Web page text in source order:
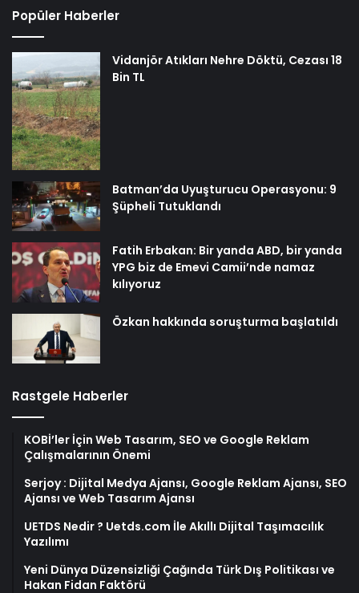
Popüler Haberler
Vidanjör Atıkları Nehre Döktü, Cezası 18
Bin TL
Batman’da Uyuşturucu Operasyonu: 9
Şüpheli Tutuklandı
Fatih Erbakan: Bir yanda ABD, bir yanda
YPG biz de Emevi Camii’nde namaz
kılıyoruz
Özkan hakkında soruşturma başlatıldı
Rastgele Haberler
KOBİ’ler İçin Web Tasarım, SEO ve Google Reklam
Çalışmalarının Önemi
Serjoy : Dijital Medya Ajansı, Google Reklam Ajansı, SEO
Ajansı ve Web Tasarım Ajansı
UETDS Nedir ? Uetds.com İle Akıllı Dijital Taşımacılık
Yazılımı
Yeni Dünya Düzensizliği Çağında Türk Dış Politikası ve
Hakan Fidan Faktörü